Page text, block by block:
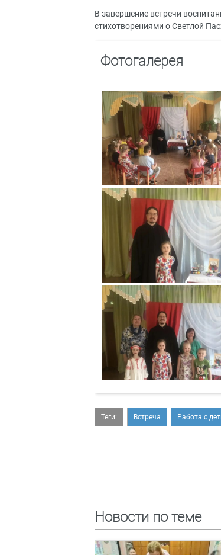
В завершение встречи
стихотворениями о Светлой
Фотогалерея
Теги: Встреча Работа с
Новости по теме